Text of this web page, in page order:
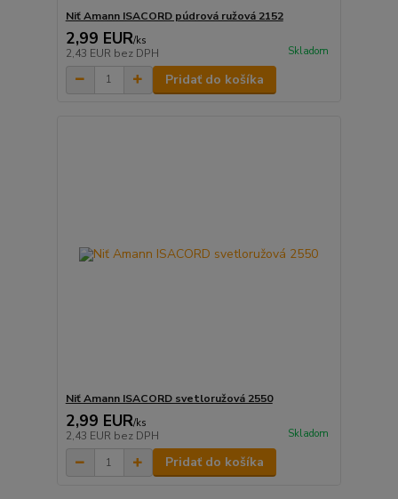
Niť Amann ISACORD púdrová ružová 2152
2,99 EUR/ks
2,43 EUR bez DPH Skladom
Pridať do košíka
Niť Amann ISACORD svetloružová 2550
2,99 EUR/ks
2,43 EUR bez DPH Skladom
Pridať do košíka